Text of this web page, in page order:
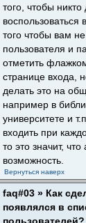
того, чтобы
того чтобы вам
пользователя и
отметить
странице входа,
делать это на
например в
университете и
входить при
то это значит,
возможность.
Вернуться наверх
faq#03 » Как
появлялся в